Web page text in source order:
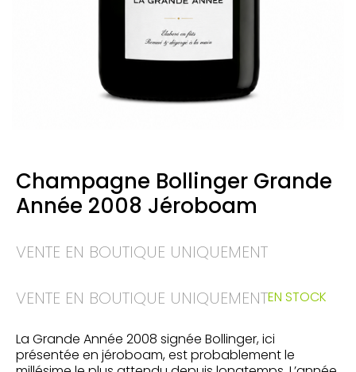
Champagne Bollinger Grande
Année 2008 Jéroboam
VENTE EN BOUTIQUE UNIQUEMENT
VENTE EN BOUTIQUE UNIQUEMENTEN STOCK
La Grande Année 2008 signée Bollinger, ici
présentée en jéroboam, est probablement le